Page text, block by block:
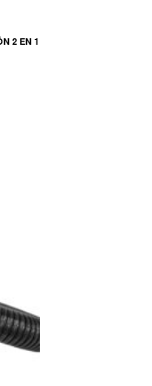
2 EN 1